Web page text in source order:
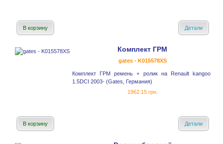
В корзину Детали
Комплект ГРМ
gates - K015578XS
Комплект ГРМ ремень + ролик на Renault kangoo
1.5DCI 2003- (Gates, Германия)
1962.15 грн.
В корзину Детали